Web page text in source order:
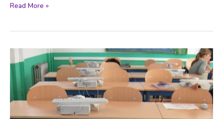
Las
muertas:
ahora
son
solo
trampas
de atención
Read More »